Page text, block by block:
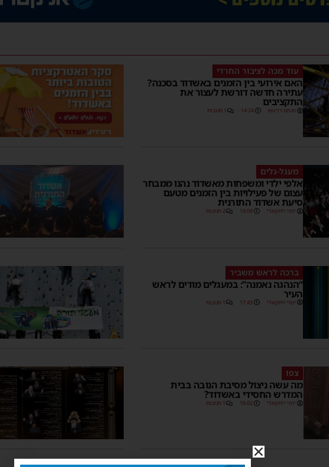
עוד מכה לציבור החרדי
האם אירועי בין הזמנים באשדוד בסכנה?
עתירה חדשה דורשת לעצור את
התקציבים
מנחם דויטש 14:24 1 תגובות
מעגל-גלים
אלפי ילדי ומשפחות מאשדוד נהנו ממבחר
עצום של פעילויות בין הזמנים מטעם
סיעת אשדוד התורנית
יוסי יחזקאלי 18:09 2 תגובות
ברכה לראש משביר
“הנהגה נאמנה”: במעגלים מודים לראש
העיר
יוסי יחזקאלי 17:43 1 תגובות
צפו
מה עשה ניצול מסיבת הנובה בבית
המדרש החסידי באשדוד?
יוסי יחזקאלי 16:02 1 תגובות